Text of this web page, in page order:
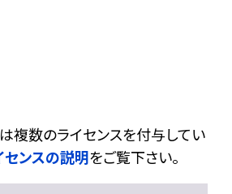
複数のライセンスを付与してい
センスの説明をご覧下さい。